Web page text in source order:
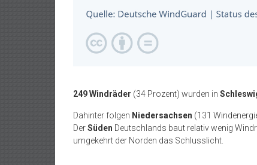
249 Windräder (34 Prozent) wurden in
Dahinter folgen Niedersachsen (131
DerSüden Deutschlands baut relativ wenig
umgekehrt der Norden das Schlusslicht.